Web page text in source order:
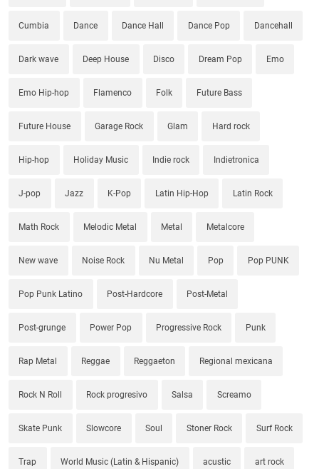
Cumbia Dance Dance Hall Dance Pop Dancehall
Dark wave Deep House Disco Dream Pop Emo
Emo Hip-hop Flamenco Folk Future Bass
Future House Garage Rock Glam Hard rock
Hip-hop Holiday Music Indie rock Indietronica
J-pop Jazz K-Pop Latin Hip-Hop Latin Rock
Math Rock Melodic Metal Metal Metalcore
New wave Noise Rock Nu Metal Pop Pop PUNK
Pop Punk Latino Post-Hardcore Post-Metal
Post-grunge Power Pop Progressive Rock Punk
Rap Metal Reggae Reggaeton Regional mexicana
Rock N Roll Rock progresivo Salsa Screamo
Skate Punk Slowcore Soul Stoner Rock Surf Rock
Trap World Music (Latin & Hispanic) acustic art rock